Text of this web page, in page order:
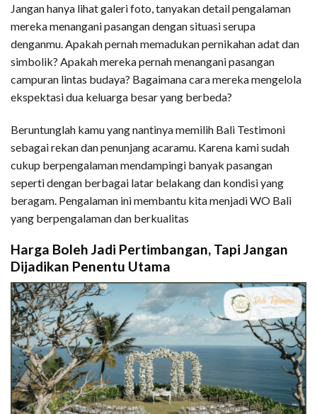
Jangan hanya lihat galeri foto, tanyakan detail pengalaman
mereka menangani pasangan dengan situasi serupa
denganmu. Apakah pernah memadukan pernikahan adat dan
simbolik? Apakah mereka pernah menangani pasangan
campuran lintas budaya? Bagaimana cara mereka mengelola
ekspektasi dua keluarga besar yang berbeda?
Beruntunglah kamu yang nantinya memilih Bali Testimoni
sebagai rekan dan penunjang acaramu. Karena kami sudah
cukup berpengalaman mendampingi banyak pasangan
seperti dengan berbagai latar belakang dan kondisi yang
beragam. Pengalaman ini membantu kita menjadi WO Bali
yang berpengalaman dan berkualitas
Harga Boleh Jadi Pertimbangan, Tapi Jangan
Dijadikan Penentu Utama